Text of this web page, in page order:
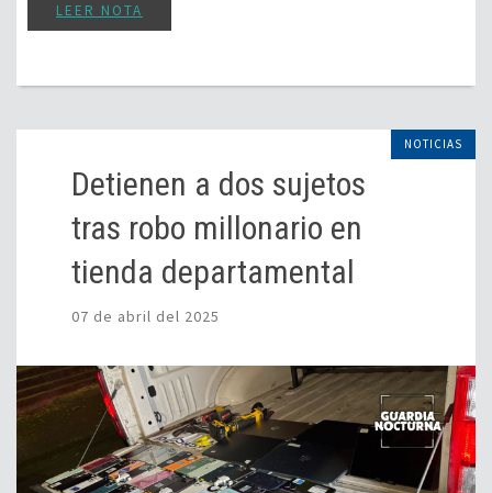
LEER NOTA
NOTICIAS
Detienen a dos sujetos
tras robo millonario en
tienda departamental
07 de abril del 2025